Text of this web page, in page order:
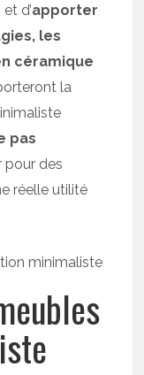
et d’apporter
les
céramique
la
pas
pour des
réelle utilité